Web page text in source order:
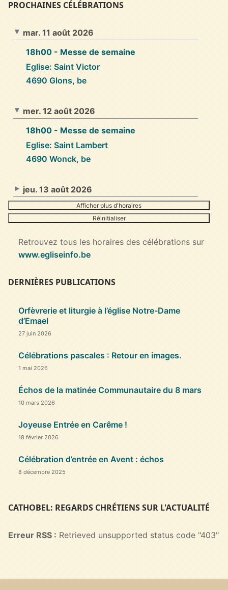
PROCHAINES CÉLÉBRATIONS
mar. 11 août 2026
18h00 - Messe de semaine
Eglise: Saint Victor
4690 Glons, be
mer. 12 août 2026
18h00 - Messe de semaine
Eglise: Saint Lambert
4690 Wonck, be
jeu. 13 août 2026
Afficher plus d'horaires
Réinitialiser
Retrouvez tous les horaires des célébrations sur
www.egliseinfo.be
DERNIÈRES PUBLICATIONS
Orfèvrerie et liturgie à l’église Notre-Dame
d’Emael
27 juin 2026
Célébrations pascales : Retour en images.
1 mai 2026
Échos de la matinée Communautaire du 8 mars
10 mars 2026
Joyeuse Entrée en Carême !
18 février 2026
Célébration d’entrée en Avent : échos
8 décembre 2025
CATHOBEL: REGARDS CHRÉTIENS SUR L'ACTUALITÉ
Erreur RSS : Retrieved unsupported status code "403"